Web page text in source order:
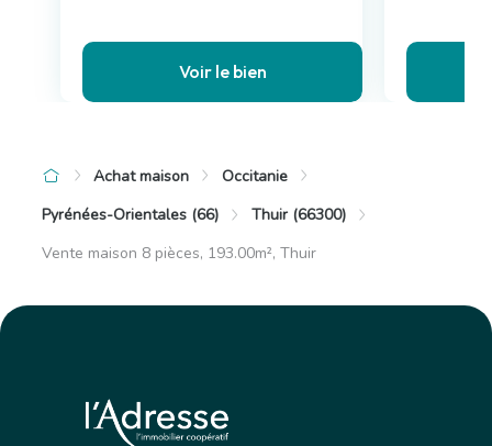
Voir le bien
Achat maison
Occitanie
Pyrénées-Orientales (66)
Thuir (66300)
Vente maison 8 pièces, 193.00m², Thuir